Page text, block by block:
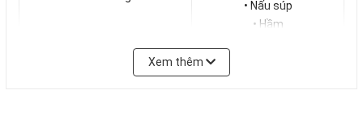
• Nấu súp
• Hầm
Chức năng điều khiển
Xem thêm